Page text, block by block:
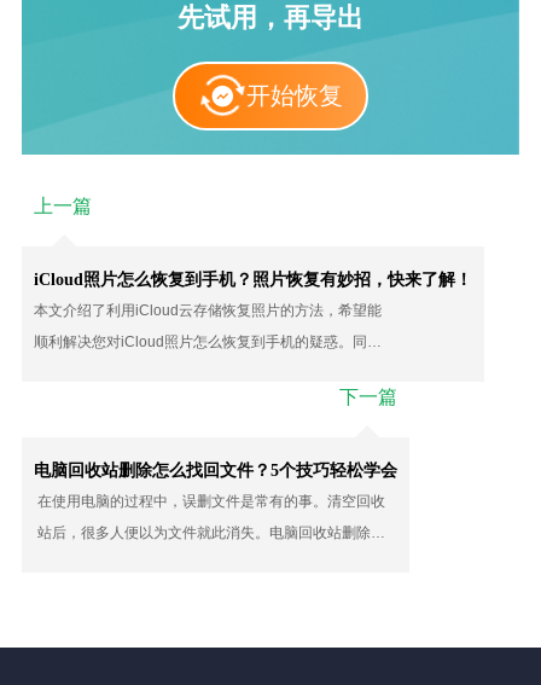
先试用，再导出
开始恢复
上一篇
iCloud照片怎么恢复到手机？照片恢复有妙招，快来了解！
本文介绍了利用iCloud云存储恢复照片的方法，希望能
顺利解决您对iCloud照片怎么恢复到手机的疑惑。同时
下一篇
电脑回收站删除怎么找回文件？5个技巧轻松学会
在使用电脑的过程中，误删文件是常有的事。清空回收
站后，很多人便以为文件就此消失。电脑回收站删除怎